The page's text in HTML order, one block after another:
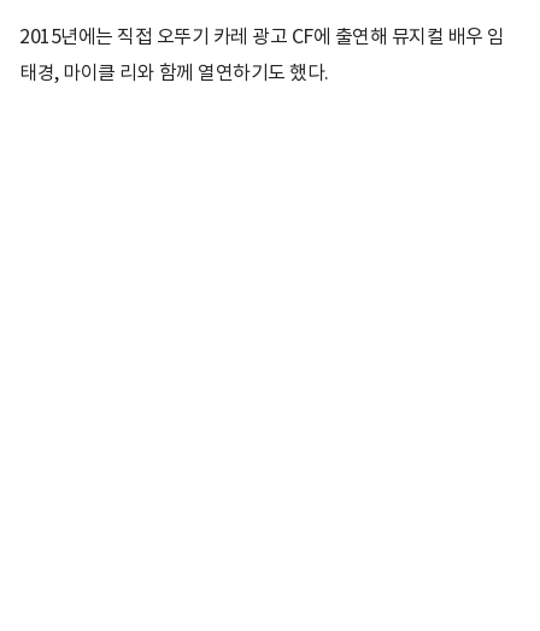
2015년에는 직접 오뚜기 카레 광고 CF에 출연해 뮤지컬 배우 임
태경, 마이클 리와 함께 열연하기도 했다.